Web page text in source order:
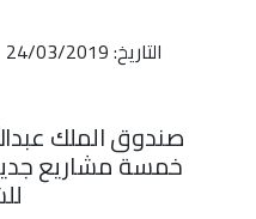
التاريخ: 24/03/2019
صندوق الملك
خمسة مشاريع